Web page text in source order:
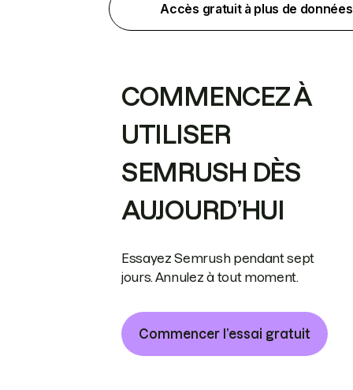
Accès gratuit à plus de données
COMMENCEZ À
UTILISER
SEMRUSH DÈS
AUJOURD’HUI
Essayez Semrush pendant sept
jours. Annulez à tout moment.
Commencer l’essai gratuit